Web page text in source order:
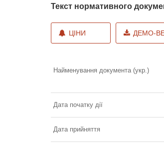
Текст нормативного
ЦІНИ ДЕМО-
Найменування документа (укр.)
Дата початку дії
Дата прийняття